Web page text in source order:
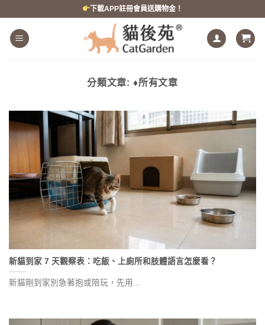
下載APP註冊會員送購物金！
分類文章: ♦所有文章
新貓到家 7 天觀察表：吃飯、上廁所和肢體語言怎麼看？
新貓剛到家別急著抱或陪玩，先用...